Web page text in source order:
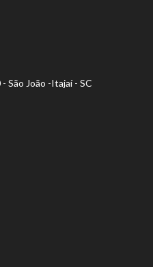
São João -Itajaí - SC